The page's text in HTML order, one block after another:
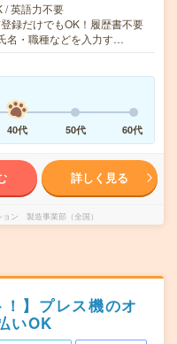
/ 英語力不要
録だけでもOK！履歴書不要
名・職種などを入力す…
40代 50代 60代
詳しく見る
ン 製造事業部（全国）
！】プレス機のオ
いOK